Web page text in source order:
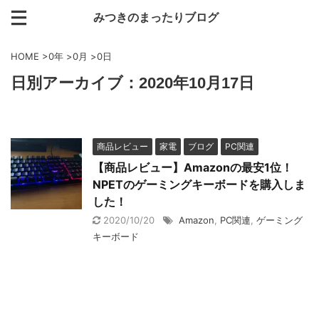
みつきのまったりブログ
HOME >0年 >0月 >0日
日別アーカイブ：2020年10月17日
商品レビュー 家電 ブログ PC関連
【商品レビュー】Amazonの最安1位！
NPETのゲーミングキーボードを購入しま
した！
2020/10/20 Amazon PC関連 ゲーミング
キーボード